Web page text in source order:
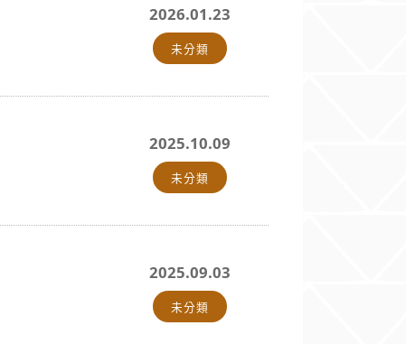
2026.01.23
未分類
2025.10.09
未分類
2025.09.03
未分類